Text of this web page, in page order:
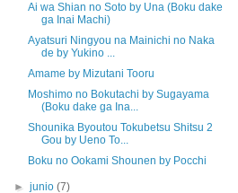
Ai wa Shian no Soto by Una (Boku dake
ga Inai Machi)
Ayatsuri Ningyou na Mainichi no Naka
de by Yukino ...
Amame by Mizutani Tooru
Moshimo no Bokutachi by Sugayama
(Boku dake ga Ina...
Shounika Byoutou Tokubetsu Shitsu 2
Gou by Ueno To...
Boku no Ookami Shounen by Pocchi
►junio(7)